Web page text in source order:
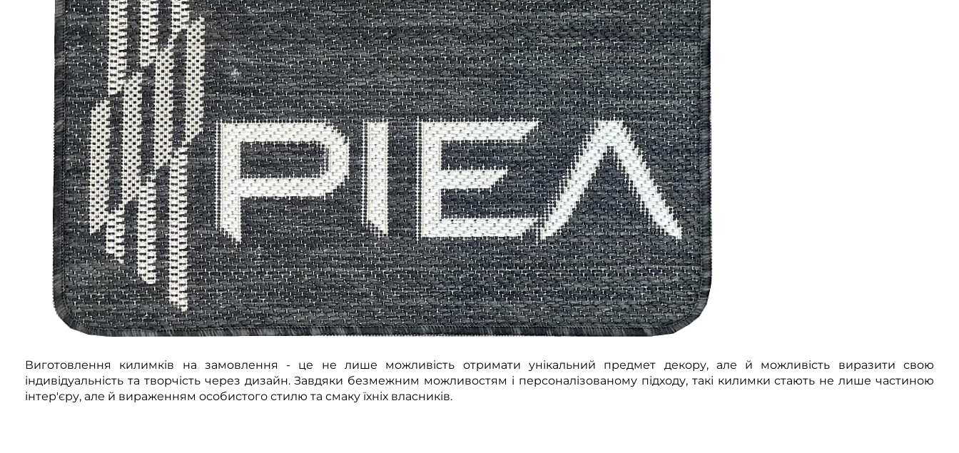
Виготовлення килимків на замовлення - це не лише можливість отримати унікальний предмет декору, але й можливість виразити свою
індивідуальність та творчість через дизайн. Завдяки безмежним можливостям і персоналізованому підходу, такі килимки стають не лише частиною
інтер'єру, але й вираженням особистого стилю та смаку їхніх власників.